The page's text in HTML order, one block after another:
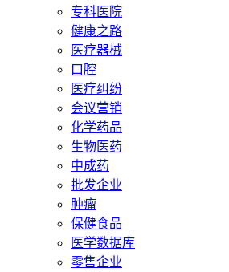
专科医院
健康之路
医疗器械
口腔
医疗纠纷
会议营销
化学药品
生物医药
中成药
批发企业
肿瘤
保健食品
医学数据库
零售企业